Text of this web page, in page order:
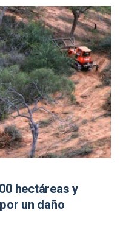
hectáreas y
un daño